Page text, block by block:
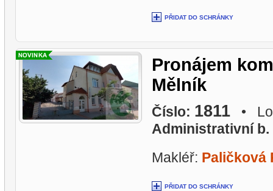
PŘIDAT DO SCHRÁNKY
Pronájem
Mělník
Číslo: 1811 •
Administrativní b.
Makléř: Paličková
PŘIDAT DO SCHRÁNKY